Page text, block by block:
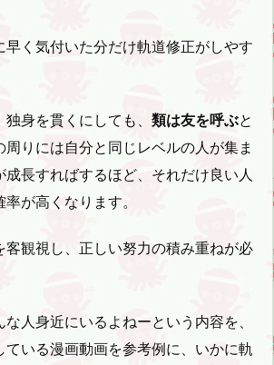
早く気付いた分だけ軌道修正がしやす
身を貫くにしても、 類は友を呼ぶと
りには自分と同じレベルの人が集ま
成長すればするほど、それだけ良い人
が高くなります。
客観視し、正しい努力の積み重ねが必
人身近にいるよねーという内容を、
ている漫画動画を参考例に、いかに軌